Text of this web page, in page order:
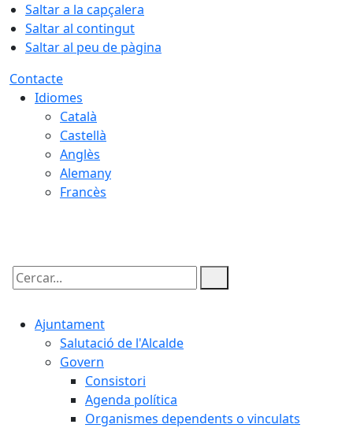
Saltar a la capçalera
Saltar al contingut
Saltar al peu de pàgina
Contacte
Idiomes
Català
Castellà
Anglès
Alemany
Francès
Cercar:
Ajuntament
Salutació de l'Alcalde
Govern
Consistori
Agenda política
Organismes dependents o vinculats